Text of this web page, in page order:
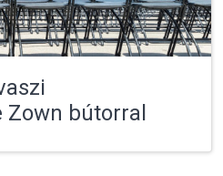
Zown bútorral